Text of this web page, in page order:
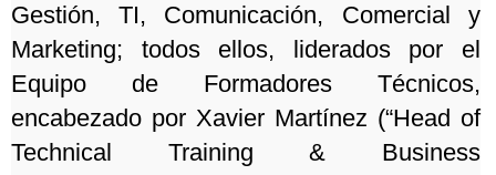
Gestión, TI, Comunicación, Comercial y
Marketing; todos ellos, liderados por el
Equipo de Formadores Técnicos,
encabezado por Xavier Martínez (“Head of
Technical Training & Business